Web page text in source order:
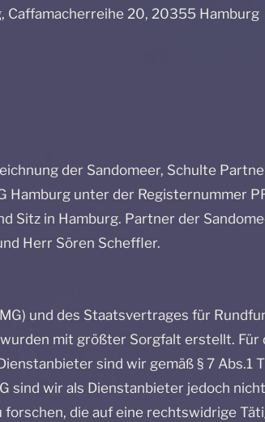
20, 20355 Hamburg
der Sandomeer, Schulte
unter der Registernummer
in Hamburg. Partner der
Herr Sören Scheffler.
und des Staatsvertrages für
mit größter Sorgfalt erstellt.
sind wir gemäß § 7 Abs.1
sind wir als Dienstanbieter jedoch
die auf eine rechtswidrige